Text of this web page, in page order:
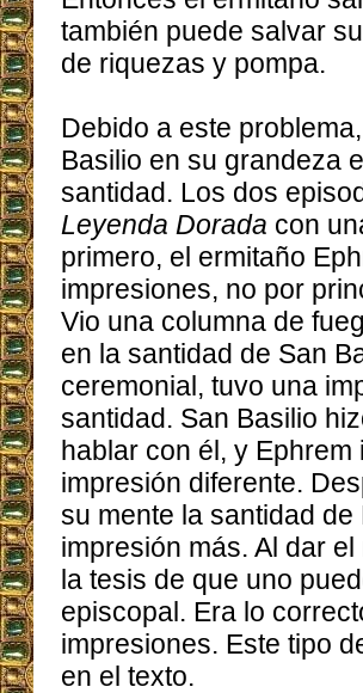
también puede salvar
de riquezas y pompa.
Debido a este
Basilio en su grandeza
santidad. Los dos
Leyenda Dorada con
primero, el ermitaño
impresiones, no por
Vio una columna de
en la santidad de San
ceremonial, tuvo una
santidad. San Basilio
hablar con él, y
impresión diferente.
su mente la santidad
impresión más. Al dar
la tesis de que uno
episcopal. Era lo
impresiones. Este tipo
en el texto.